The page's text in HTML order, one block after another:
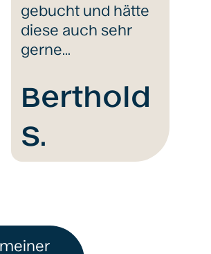
gebucht und hätte
diese auch sehr
gerne…
Berthold
S.